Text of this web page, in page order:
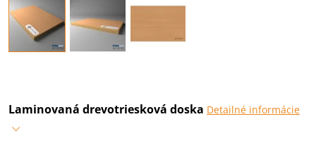
Laminovaná drevotriesková doska Detailné informácie